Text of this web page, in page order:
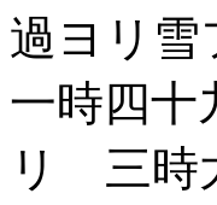
過ヨリ
一時四
リ 三時